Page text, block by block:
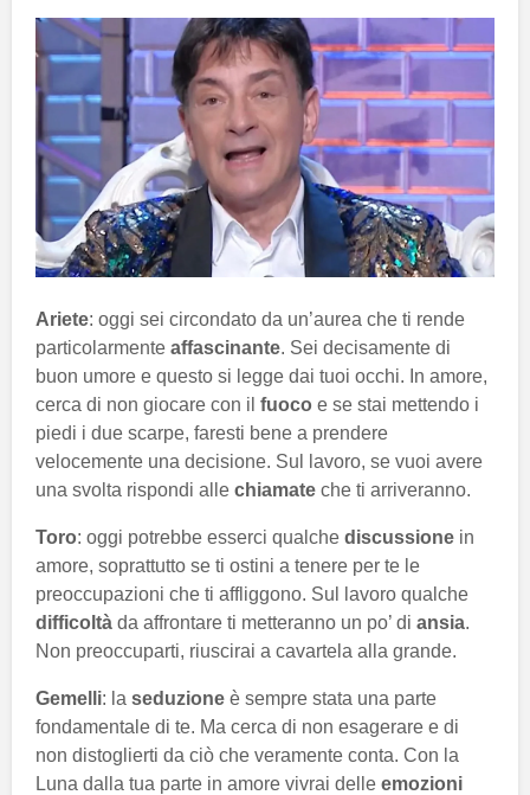
Ariete: oggi sei circondato da un’aurea che ti rende
particolarmente affascinante. Sei decisamente di
buon umore e questo si legge dai tuoi occhi. In amore,
cerca di non giocare con il fuoco e se stai mettendo i
piedi i due scarpe, faresti bene a prendere
velocemente una decisione. Sul lavoro, se vuoi avere
una svolta rispondi alle chiamate che ti arriveranno.
Toro: oggi potrebbe esserci qualche discussione in
amore, soprattutto se ti ostini a tenere per te le
preoccupazioni che ti affliggono. Sul lavoro qualche
difficoltà da affrontare ti metteranno un po’ di ansia.
Non preoccuparti, riuscirai a cavartela alla grande.
Gemelli: la seduzione è sempre stata una parte
fondamentale di te. Ma cerca di non esagerare e di
non distoglierti da ciò che veramente conta. Con la
Luna dalla tua parte in amore vivrai delle emozioni